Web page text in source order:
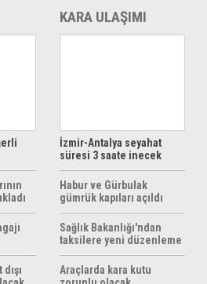
KARA ULAŞIMI
İzmir-Antalya seyahat
süresi 3 saate inecek
Habur ve Gürbulak
gümrük kapıları açıldı
Sağlık Bakanlığı'ndan
taksilere yeni düzenleme
Araçlarda kara kutu